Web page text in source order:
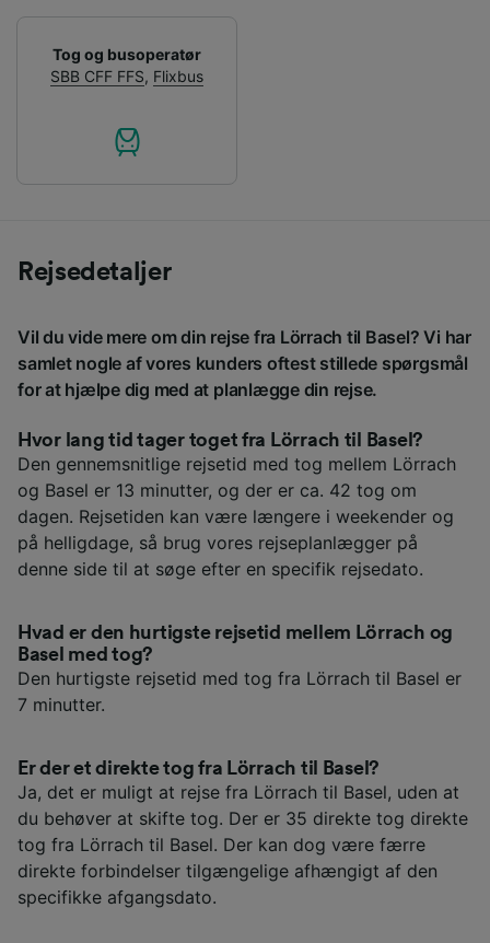
Tog og busoperatør
SBB CFF FFS, Flixbus
Rejsedetaljer
Vil du vide mere om din rejse fra Lörrach til Basel? Vi har
samlet nogle af vores kunders oftest stillede spørgsmål
for at hjælpe dig med at planlægge din rejse.
Hvor lang tid tager toget fra Lörrach til Basel?
Den gennemsnitlige rejsetid med tog mellem Lörrach
og Basel er 13 minutter, og der er ca. 42 tog om
dagen. Rejsetiden kan være længere i weekender og
på helligdage, så brug vores rejseplanlægger på
denne side til at søge efter en specifik rejsedato.
Hvad er den hurtigste rejsetid mellem Lörrach og
Basel med tog?
Den hurtigste rejsetid med tog fra Lörrach til Basel er
7 minutter.
Er der et direkte tog fra Lörrach til Basel?
Ja, det er muligt at rejse fra Lörrach til Basel, uden at
du behøver at skifte tog. Der er 35 direkte tog direkte
tog fra Lörrach til Basel. Der kan dog være færre
direkte forbindelser tilgængelige afhængigt af den
specifikke afgangsdato.